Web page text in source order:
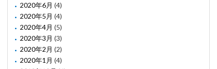
2020年6月 (4)
2020年5月 (4)
2020年4月 (5)
2020年3月 (3)
2020年2月 (2)
2020年1月 (4)